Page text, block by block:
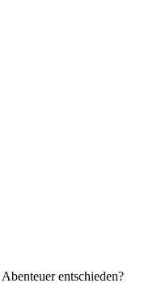
entschieden?